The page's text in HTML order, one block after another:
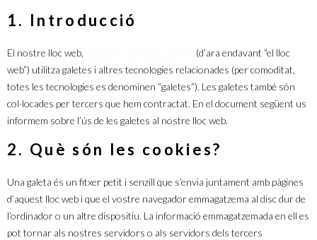
1. Introducció
El nostre lloc web,
(d’ara endavant “el lloc
web”) utilitza galetes i altres tecnologies relacionades (per comoditat,
totes les tecnologies es denominen “galetes”). Les galetes també són
col·locades per tercers que hem contractat. En el document següent us
informem sobre l’ús de les galetes al nostre lloc web.
2. Què són les cookies?
Una galeta és un fitxer petit i senzill que s’envia juntament amb pàgines
d’aquest lloc web i que el vostre navegador emmagatzema al disc dur de
l’ordinador o un altre dispositiu. La informació emmagatzemada en ell es
pot tornar als nostres servidors o als servidors dels tercers